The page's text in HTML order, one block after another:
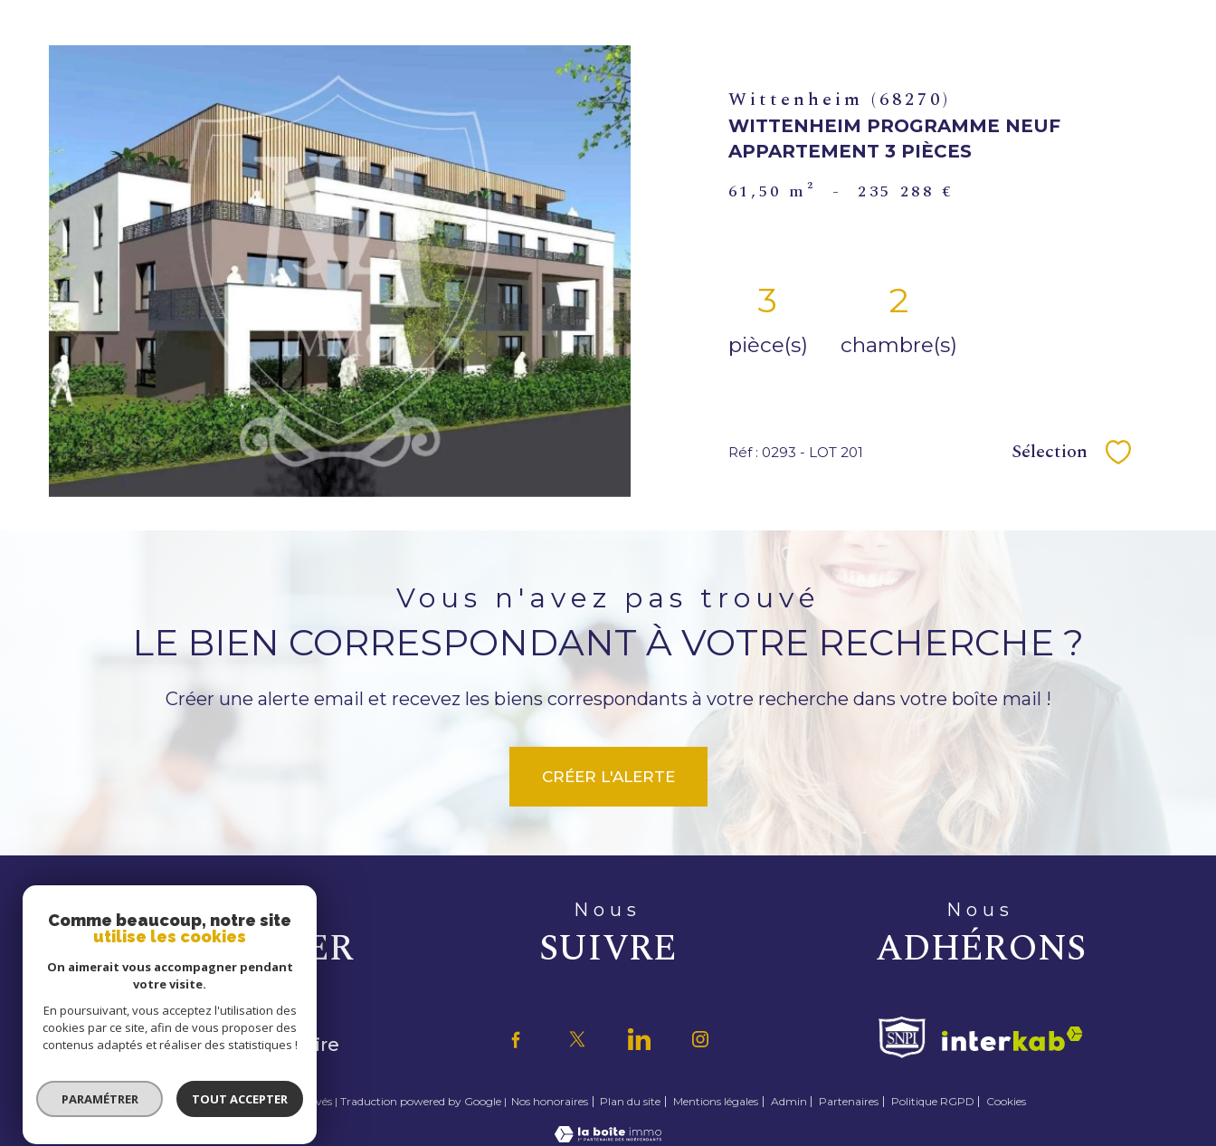
VOIR LE
BIEN
Wittenheim (68270)
WITTENHEIM PROGRAMME NEUF
APPARTEMENT 3 PIÈCES
61,50 m² - 235 288 €
3
pièce(s)
2
chambre(s)
Réf : 0293 - LOT 201 Sélection
vous n'avez pas trouvé
LE BIEN CORRESPONDANT À VOTRE RECHERCHE ?
Créer une alerte email et recevez les biens correspondants à votre recherche dans votre boîte mail !
CRÉER L'ALERTE
se
CONNECTER
espace propriétaire
nous
SUIVRE
nous
ADHÉRONS
© 2026 | Tous droits réservés | Traduction powered by Google | Nos honoraires Plan du site Mentions légales Admin Partenaires Politique RGPD Cookies
Comme beaucoup, notre site
utilise les cookies
On aimerait vous accompagner pendant
votre visite.
En poursuivant, vous acceptez l'utilisation des
cookies par ce site, afin de vous proposer des
contenus adaptés et réaliser des statistiques !
PARAMÉTRER TOUT ACCEPTER